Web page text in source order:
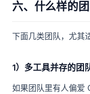
六、什么样的
下面几类团队，尤其
1）多工具并存的团
如果团队里有人偏爱